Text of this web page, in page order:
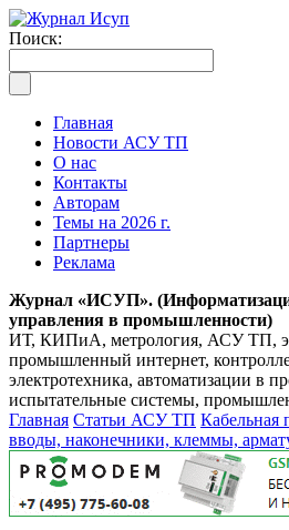
Поиск:
Главная
Новости АСУ ТП
О нас
Контакты
Авторам
Темы на 2026 г.
Партнеры
Реклама
Журнал «ИСУП».
управления в промышленности)
ИТ, КИПиА, метрология, АСУ ТП,
промышленный интернет,
электротехника, автоматизации в
испытательные системы,
Главная Статьи АСУ ТП Кабельная
вводы, наконечники, клеммы,